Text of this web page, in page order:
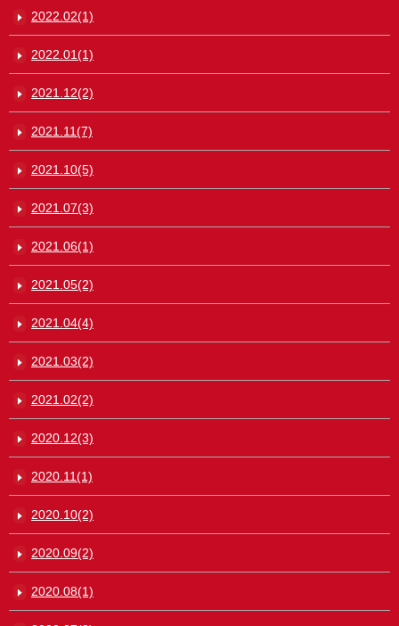
2022.02(1)
2022.01(1)
2021.12(2)
2021.11(7)
2021.10(5)
2021.07(3)
2021.06(1)
2021.05(2)
2021.04(4)
2021.03(2)
2021.02(2)
2020.12(3)
2020.11(1)
2020.10(2)
2020.09(2)
2020.08(1)